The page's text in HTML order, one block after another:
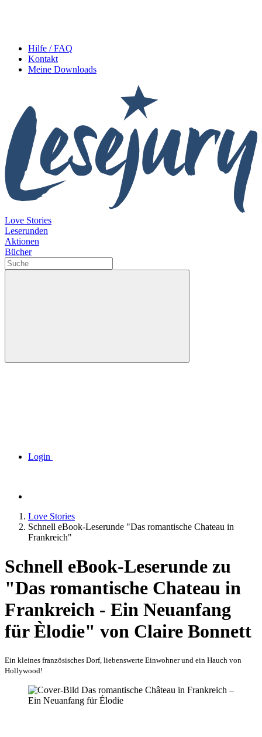
Hilfe / FAQ
Kontakt
Meine Downloads
Love Stories
Leserunden
Aktionen
Bücher
Login
Love Stories
Schnell eBook-Leserunde "Das romantische Chateau in
Frankreich"
Schnell eBook-Leserunde zu
"Das romantische Chateau in
Frankreich - Ein Neuanfang
für Èlodie" von Claire Bonnett
Ein kleines französisches Dorf, liebenswerte Einwohner und ein Hauch von
Hollywood!